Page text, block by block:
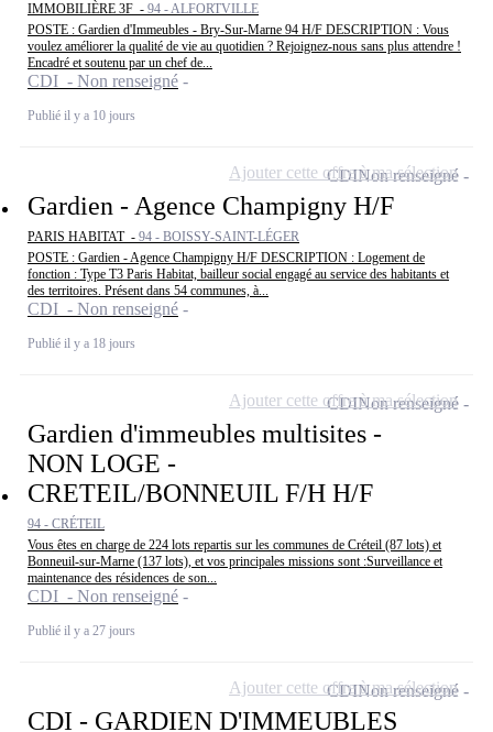
IMMOBILIÈRE 3F - 94 - ALFORTVILLE
POSTE : Gardien d'Immeubles - Bry-Sur-Marne 94 H/F DESCRIPTION : Vous
voulez améliorer la qualité de vie au quotidien ? Rejoignez-nous sans plus attendre !
Encadré et soutenu par un chef de...
CDI - Non renseigné
Publié il y a 10 jours
Gardien - Agence Champigny H/F
PARIS HABITAT - 94 - BOISSY-SAINT-LÉGER
POSTE : Gardien - Agence Champigny H/F DESCRIPTION : Logement de
fonction : Type T3 Paris Habitat, bailleur social engagé au service des habitants et
des territoires. Présent dans 54 communes, à...
CDI - Non renseigné
Publié il y a 18 jours
CDINon renseigné
Ajouter cette offre à ma sélection
Gardien d'immeubles multisites -
NON LOGE -
CRETEIL/BONNEUIL F/H H/F
94 - CRÉTEIL
Vous êtes en charge de 224 lots repartis sur les communes de Créteil (87 lots) et
Bonneuil-sur-Marne (137 lots), et vos principales missions sont :Surveillance et
maintenance des résidences de son...
CDI - Non renseigné
Publié il y a 27 jours
CDINon renseigné
Ajouter cette offre à ma sélection
CDI - GARDIEN D'IMMEUBLES
CDINon renseigné
Ajouter cette offre à ma sélection